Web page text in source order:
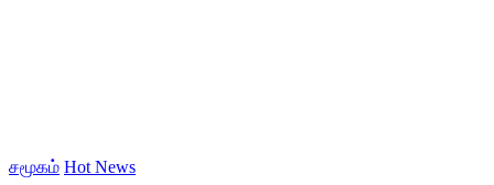
சமூகம் Hot News